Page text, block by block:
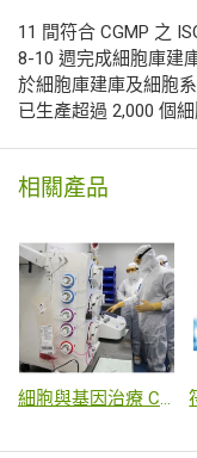
11 間符合 CGMP 之
8-10 週完成細胞庫建
於細胞庫建庫及細胞
已生產超過 2,000 個
相關產品
細胞與基因治療 CDMO 解決方案